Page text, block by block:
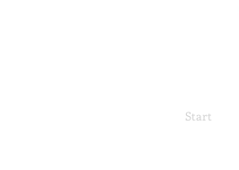
Start